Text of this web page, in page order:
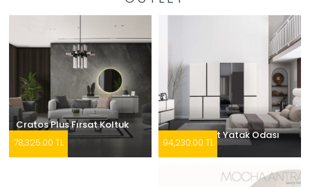
Cratos Plus Fırsat Koltuk
Takımı
78,325.00 TL
Pablo Fırsat Yatak Odası
94,230.00 TL